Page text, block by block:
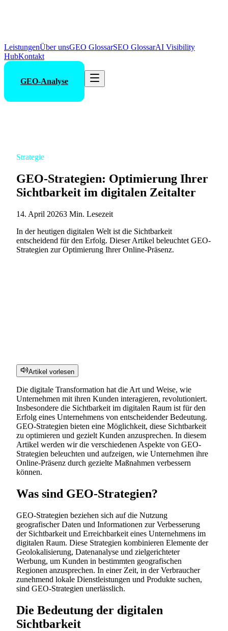
LeistungenÜber unsGEO GlossarSEO GlossarAI Visibility
HubKontakt
GEO-Analyse
Strategie
GEO-Strategien: Optimierung Ihrer
Sichtbarkeit im digitalen Zeitalter
14. April 20263 Min. Lesezeit
In der heutigen digitalen Welt ist die Sichtbarkeit
entscheidend für den Erfolg. Dieser Artikel beleuchtet GEO-
Strategien zur Optimierung Ihrer Online-Präsenz.
Artikel vorlesen
Die digitale Transformation hat die Art und Weise, wie
Unternehmen mit ihren Kunden interagieren, revolutioniert.
Insbesondere die Sichtbarkeit im digitalen Raum ist für den
Erfolg eines Unternehmens von entscheidender Bedeutung.
GEO-Strategien bieten eine Möglichkeit, diese Sichtbarkeit
zu optimieren und gezielt Kunden anzusprechen. In diesem
Artikel werden wir die verschiedenen Aspekte von GEO-
Strategien beleuchten und aufzeigen, wie Unternehmen ihre
Online-Präsenz durch gezielte Maßnahmen verbessern
können.
Was sind GEO-Strategien?
GEO-Strategien beziehen sich auf die Nutzung
geografischer Daten und Informationen zur Verbesserung
der Sichtbarkeit und Erreichbarkeit eines Unternehmens im
digitalen Raum. Diese Strategien kombinieren Elemente der
Geolokalisierung, Datenanalyse und zielgerichteter
Werbung, um Kunden in bestimmten geografischen
Regionen anzusprechen. In einer Zeit, in der Verbraucher
zunehmend lokale Dienstleistungen und Produkte suchen,
sind GEO-Strategien unerlässlich.
Die Bedeutung der digitalen
Sichtbarkeit